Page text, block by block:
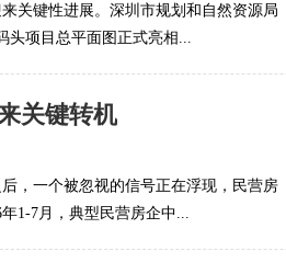
关键性进展。深圳市规划和自然资源局
头项目总平面图正式亮相...
关键转机
，一个被忽视的信号正在浮现，民营房
1-7月，典型民营房企中...